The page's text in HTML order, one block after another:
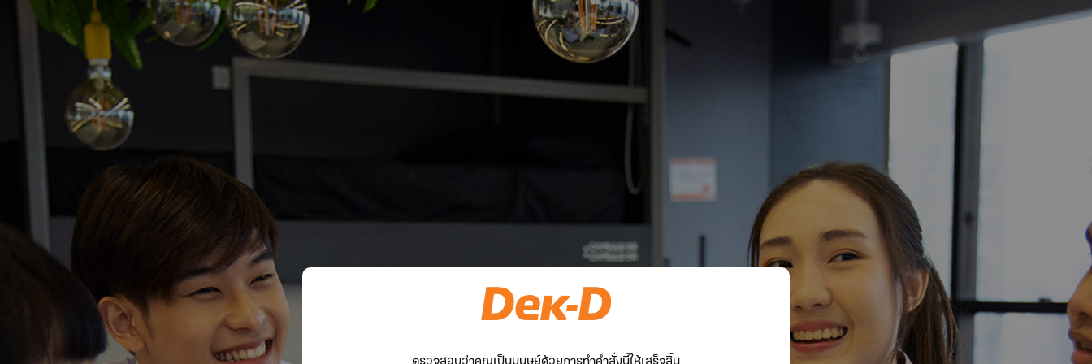
ตรวจสอบว่าคุณเป็นมนุษย์ด้วยการทำคำสั่งนี้ให้เสร็จสิ้น